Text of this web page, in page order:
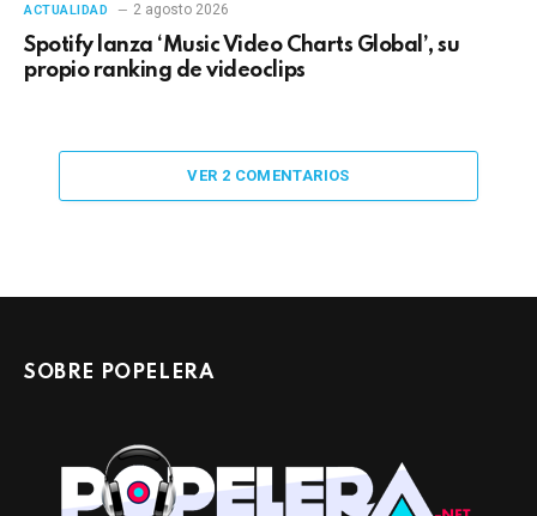
ACTUALIDAD 2 agosto 2026
Spotify lanza ‘Music Video Charts Global’, su
propio ranking de videoclips
VER 2 COMENTARIOS
SOBRE POPELERA